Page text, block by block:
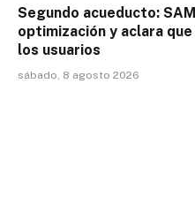
Segundo acueducto:
optimización y aclara
los usuarios
sábado, 8 agosto 2026